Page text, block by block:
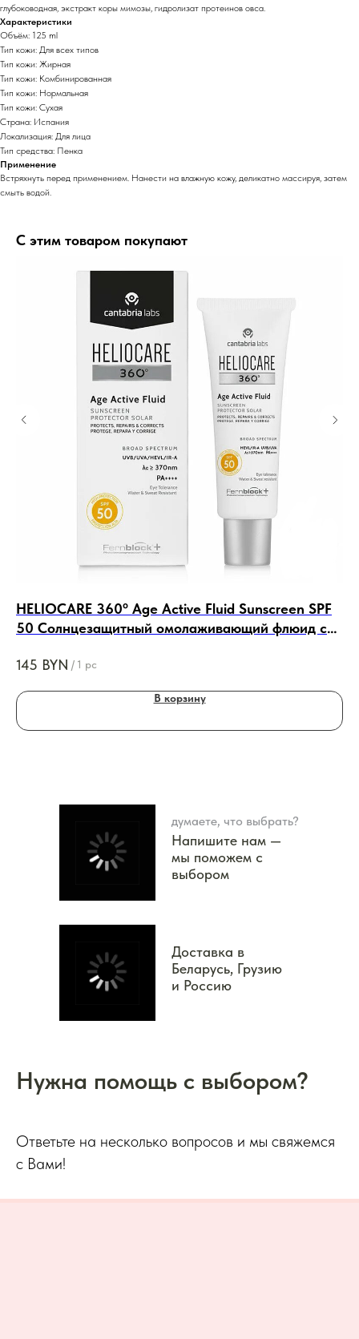
глубоководная, экстракт коры мимозы, гидролизат протеинов овса.
Характеристики
Объём: 125 ml
Тип кожи: Для всех типов
Тип кожи: Жирная
Тип кожи: Комбинированная
Тип кожи: Нормальная
Тип кожи: Сухая
Страна: Испания
Локализация: Для лица
Тип средства: Пенка
Применение
Встряхнуть перед применением. Нанести на влажную кожу, деликатно массируя, затем
смыть водой.
С этим товаром покупают
HELIOCARE 360º Age Active Fluid Sunscreen SPF
50 Солнцезащитный омолаживающий флюид с
145 BYN / 1 pc
В корзину
думаете, что выбрать?
Напишите нам —
мы поможем с
выбором
Доставка в
Беларусь, Грузию
и Россию
Нужна помощь с выбором?
Ответьте на несколько вопросов и мы свяжемся
с Вами!